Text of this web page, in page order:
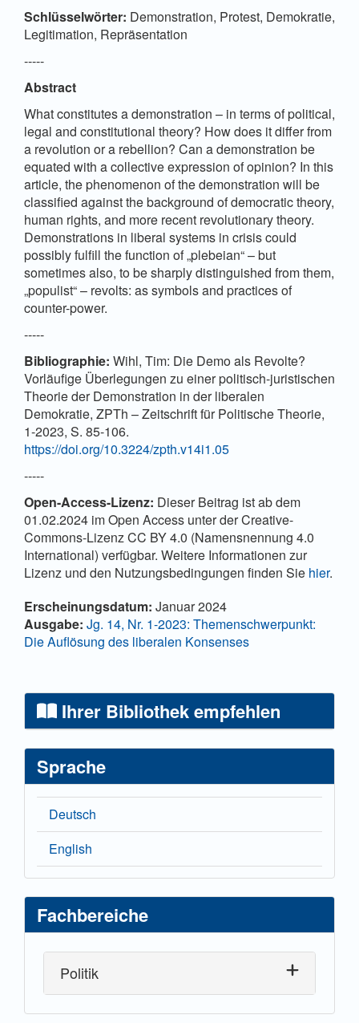
Schlüsselwörter: Demonstration, Protest, Demokratie,
Legitimation, Repräsentation
-----
Abstract
What constitutes a demonstration – in terms of political,
legal and constitutional theory? How does it differ from
a revolution or a rebellion? Can a demonstration be
equated with a collective expression of opinion? In this
article, the phenomenon of the demonstration will be
classified against the background of democratic theory,
human rights, and more recent revolutionary theory.
Demonstrations in liberal systems in crisis could
possibly fulfill the function of „plebeian“ – but
sometimes also, to be sharply distinguished from them,
„populist“ – revolts: as symbols and practices of
counter-power.
-----
Bibliographie: Wihl, Tim: Die Demo als Revolte?
Vorläufige Überlegungen zu einer politisch-juristischen
Theorie der Demonstration in der liberalen
Demokratie, ZPTh – Zeitschrift für Politische Theorie,
1-2023, S. 85-106.
https://doi.org/10.3224/zpth.v14i1.05
-----
Open-Access-Lizenz: Dieser Beitrag ist ab dem
01.02.2024 im Open Access unter der Creative-
Commons-Lizenz CC BY 4.0 (Namensnennung 4.0
International) verfügbar. Weitere Informationen zur
Lizenz und den Nutzungsbedingungen finden Sie hier.
Artikel-Details
Erscheinungsdatum: Januar 2024
Ausgabe: Jg. 14, Nr. 1-2023: Themenschwerpunkt:
Die Auflösung des liberalen Konsenses
Ihrer Bibliothek empfehlen
Sprache
Deutsch
English
Fachbereiche
Politik